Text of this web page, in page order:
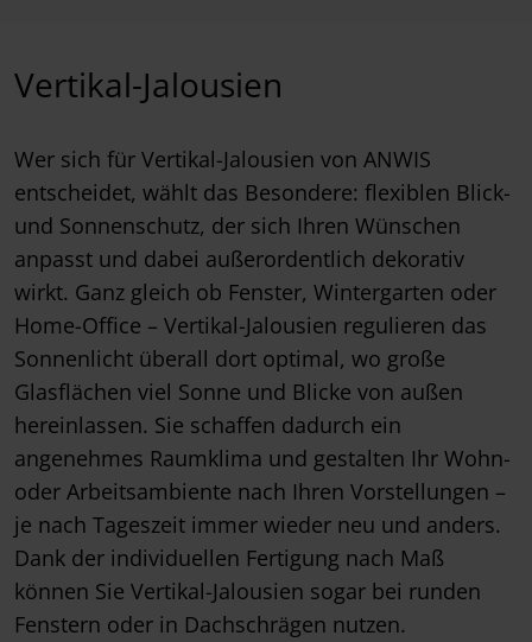
Vertikal-Jalousien
Wer sich für Vertikal-Jalousien von ANWIS
entscheidet, wählt das Besondere: flexiblen Blick-
und Sonnenschutz, der sich Ihren Wünschen
anpasst und dabei außerordentlich dekorativ
wirkt. Ganz gleich ob Fenster, Wintergarten oder
Home-Office – Vertikal-Jalousien regulieren das
Sonnenlicht überall dort optimal, wo große
Glasflächen viel Sonne und Blicke von außen
hereinlassen. Sie schaffen dadurch ein
angenehmes Raumklima und gestalten Ihr Wohn-
oder Arbeitsambiente nach Ihren Vorstellungen –
je nach Tageszeit immer wieder neu und anders.
Dank der individuellen Fertigung nach Maß
können Sie Vertikal-Jalousien sogar bei runden
Fenstern oder in Dachschrägen nutzen.